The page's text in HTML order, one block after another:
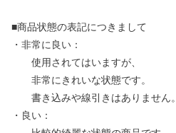
■商品状態の表記につきまして
・非常に良い：
使用されてはいますが、
非常にきれいな状態です。
書き込みや線引きはありません。
・良い：